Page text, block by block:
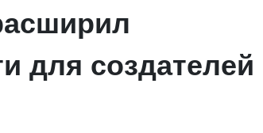
для создателей